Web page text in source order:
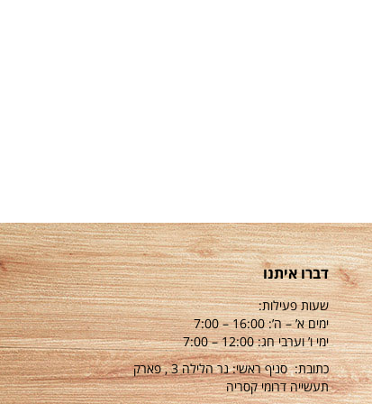
דברו איתנו
שעות פעילות:
ימים א’ – ה’: 16:00 – 7:00
ימי ו’ וערבי חג: 12:00 – 7:00
כתובת: סניף ראשי: נר הלילה 3 , פארק
תעשייה דרומי קסריה